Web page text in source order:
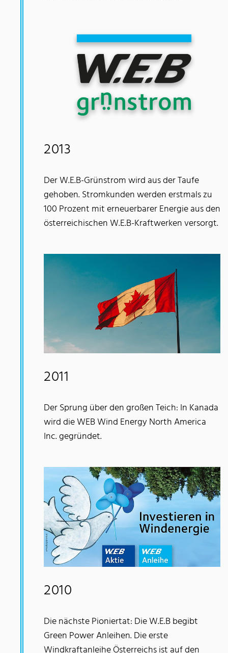
2013
Der W.E.B-Grünstrom wird aus der Taufe
gehoben. Stromkunden werden erstmals zu
100 Prozent mit erneuerbarer Energie aus den
österreichischen W.E.B-Kraftwerken versorgt.
2011
Der Sprung über den großen Teich: In Kanada
wird die WEB Wind Energy North America
Inc. gegründet.
2010
Die nächste Pioniertat: Die W.E.B begibt
Green Power Anleihen. Die erste
Windkraftanleihe Österreichs ist auf den